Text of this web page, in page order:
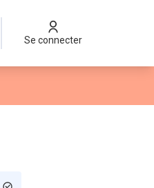
Se connecter